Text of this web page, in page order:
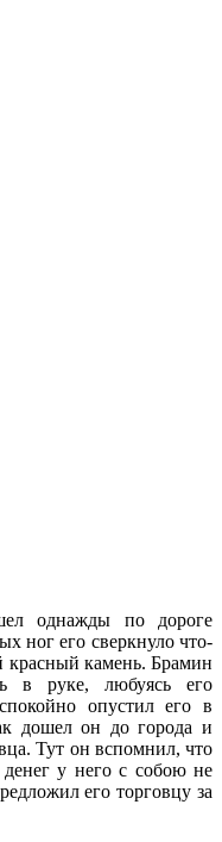
однажды по дороге
ног его сверкнуло что-
красный камень. Брамин
в руке, любуясь его
опустил его в
дошел он до города и
Тут он вспомнил, что
у него с собою не
его торговцу за